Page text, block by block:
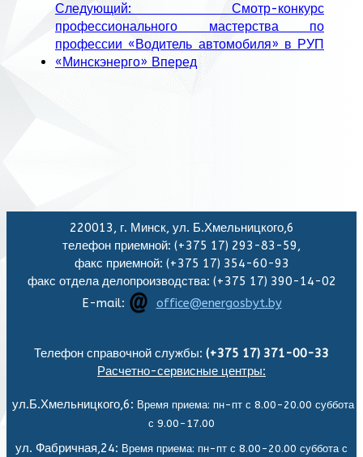
Следующий: Смотр-конкурс
профессионального мастерства по
профессии «Водитель автомобиля» в РУП
«Минскэнерго» Вперед
220013, г. Минск, ул. Б.Хмельницкого,6
телефон приемной: (+375 17) 293-83-59,
факс приемной: (+375 17) 354-60-93
факс отдела делопроизводства: (+375 17) 390-14-02
E-mail:
office@energosbyt.by
Телефон справочной службы: (+375 17) 371-00-33
Расчетно-сервисные центры:
ул.Б.Хмельницкого,6: Время приема: пн-пт с 8.00-20.00 суббота
с 9.00-17.00
ул. Фабричная,24: Время приема: пн-пт с 8.00-20.00 суббота с